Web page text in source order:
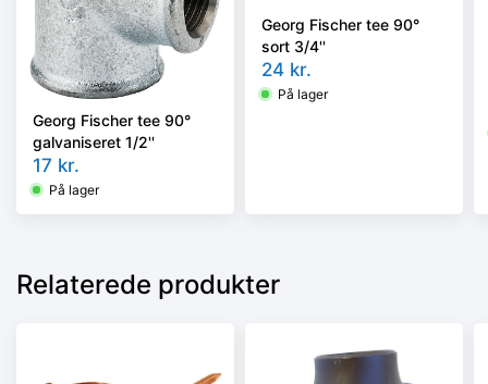
Georg Fischer tee 90°
galvaniseret 1/2''
17 kr.
På lager
Georg Fischer tee 90°
sort 3/4''
24 kr.
På lager
Relaterede produkter